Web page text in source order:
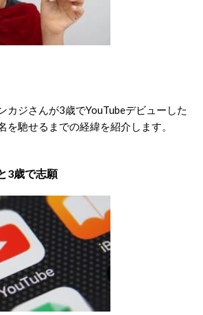
カジさんが3歳でYouTubeデビューした
を馳せるまでの経緯を紹介します。
3歳で志願